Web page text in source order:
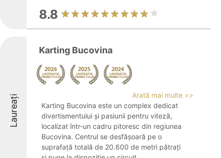
8.8
Laureați
Karting Bucovina
Arată mai multe >>
Karting Bucovina este un complex dedicat
divertismentului și pasiunii pentru viteză,
localizat într-un cadru pitoresc din regiunea
Bucovina. Centrul se desfășoară pe o
suprafață totală de 20.600 de metri pătrați